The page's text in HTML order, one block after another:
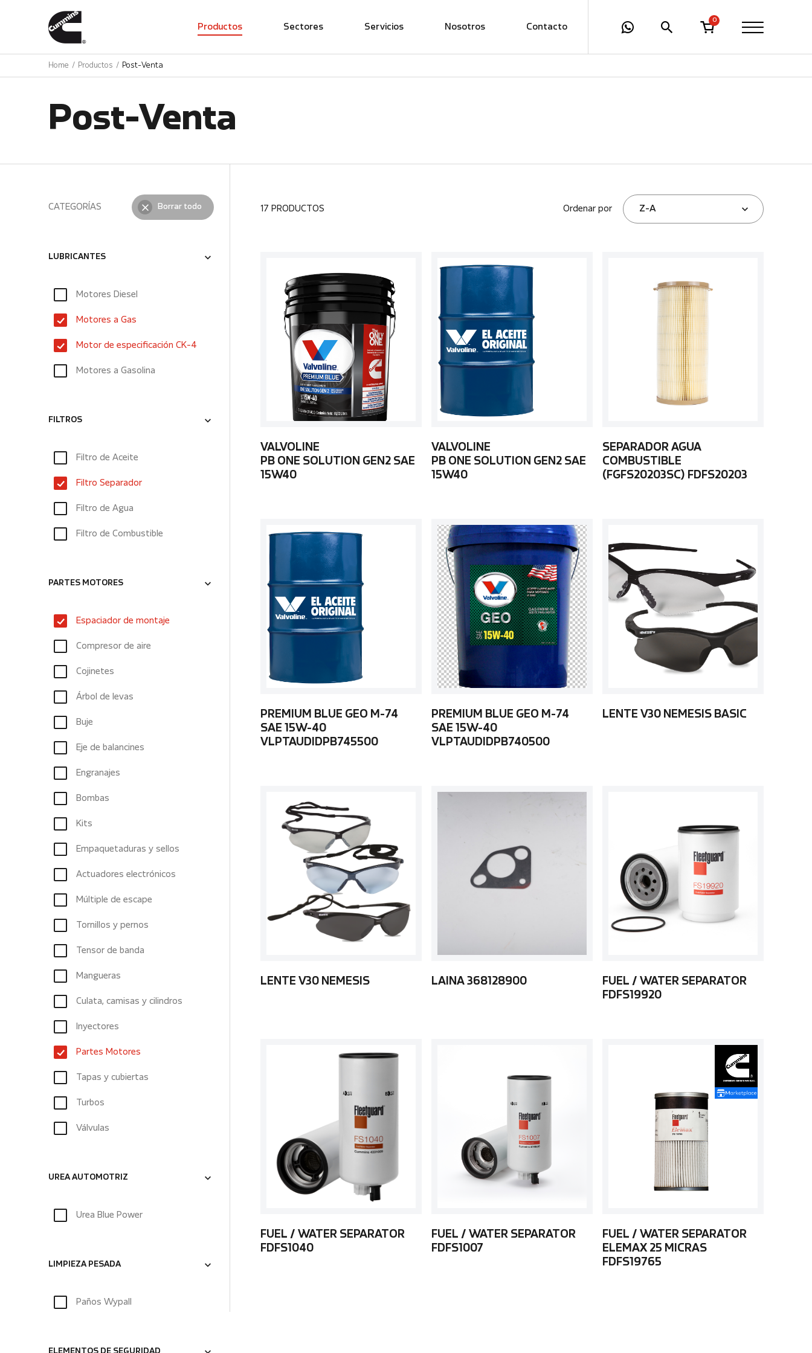
Productos Sectores Servicios Nosotros Contacto
0
Home Productos Post-Venta
Post-Venta
CATEGORÍAS Borrar todo
LUBRICANTES
Motores Diesel
Motores a Gas
Motor de especificación CK-4
Motores a Gasolina
FILTROS
Filtro de Aceite
Filtro Separador
Filtro de Agua
Filtro de Combustible
PARTES MOTORES
Espaciador de montaje
Compresor de aire
Cojinetes
Árbol de levas
Buje
Eje de balancines
Engranajes
Bombas
Kits
Empaquetaduras y sellos
Actuadores electrónicos
Múltiple de escape
Tornillos y pernos
Tensor de banda
Mangueras
Culata, camisas y cilindros
Inyectores
Partes Motores
Tapas y cubiertas
Turbos
Válvulas
UREA AUTOMOTRIZ
Urea Blue Power
LIMPIEZA PESADA
Paños Wypall
17 PRODUCTOS Ordenar por Z-A
VALVOLINE
PB ONE SOLUTION GEN2 SAE
15W40
VALVOLINE
PB ONE SOLUTION GEN2 SAE
15W40
SEPARADOR AGUA
COMBUSTIBLE
(FGFS20203SC) FDFS20203
PREMIUM BLUE GEO M-74
SAE 15W-40
VLPTAUDIDPB745500
PREMIUM BLUE GEO M-74
SAE 15W-40
VLPTAUDIDPB740500
LENTE V30 NEMESIS BASIC
LENTE V30 NEMESIS LAINA 368128900
FUEL / WATER SEPARATOR
FDFS19920
FUEL / WATER SEPARATOR
FDFS1040
FUEL / WATER SEPARATOR
FDFS1007
FUEL / WATER SEPARATOR
ELEMAX 25 MICRAS
FDFS19765